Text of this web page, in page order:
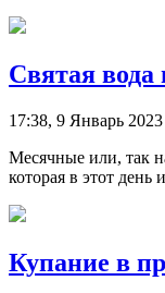
Святая
17:38, 9 Январь 2023
Месячные или, так
которая в этот день
Купание в